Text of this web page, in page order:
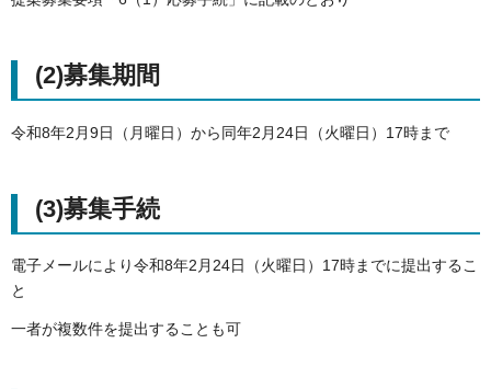
(2)募集期間
令和8年2月9日（月曜日）から同年2月24日（火曜日）17時まで
(3)募集手続
電子メールにより令和8年2月24日（火曜日）17時までに提出するこ
と
一者が複数件を提出することも可